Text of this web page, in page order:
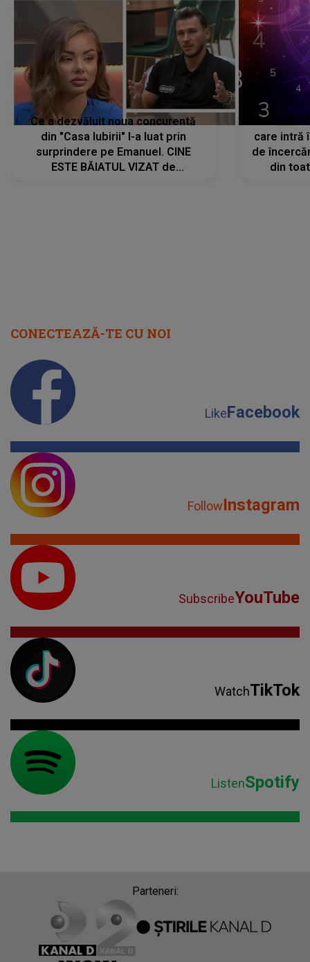
Ce a dezvăluit noua concurentă
din "Casa Iubirii" l-a luat prin
surprindere pe Emanuel. CINE
ESTE BĂIATUL VIZAT de
care intră
de
din
CONECTEAZĂ-TE CU NOI
LikeFacebook
FollowInstagram
SubscribeYouTube
WatchTikTok
ListenSpotify
Parteneri: